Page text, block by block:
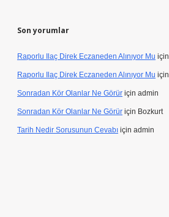
Son yorumlar
Raporlu Ilaç Direk Eczaneden Alınıyor Mu için
Raporlu Ilaç Direk Eczaneden Alınıyor Mu için
Sonradan Kör Olanlar Ne Görür için admin
Sonradan Kör Olanlar Ne Görür için Bozkurt
Tarih Nedir Sorusunun Cevabı için admin